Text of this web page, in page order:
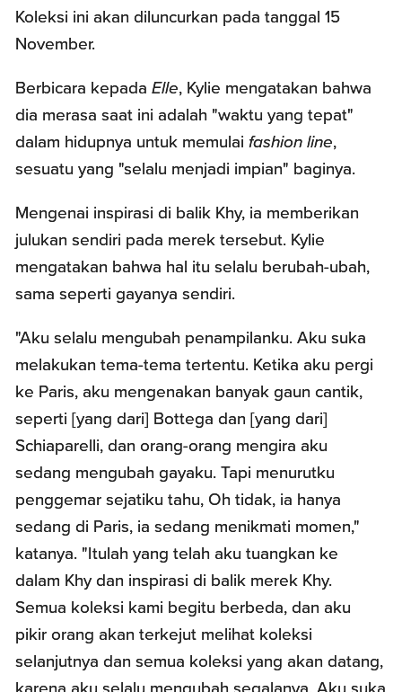
Koleksi ini akan diluncurkan pada tanggal 15
November.
Berbicara kepadaElle, Kylie mengatakan bahwa
dia merasa saat ini adalah "waktu yang tepat"
dalam hidupnya untuk memulaifashion line,
sesuatu yang "selalu menjadi impian" baginya.
Mengenai inspirasi di balik Khy, ia memberikan
julukan sendiri pada merek tersebut. Kylie
mengatakan bahwa hal itu selalu berubah-ubah,
sama seperti gayanya sendiri.
"Aku selalu mengubah penampilanku. Aku suka
melakukan tema-tema tertentu. Ketika aku pergi
ke Paris, aku mengenakan banyak gaun cantik,
seperti [yang dari] Bottega dan [yang dari]
Schiaparelli, dan orang-orang mengira aku
sedang mengubah gayaku. Tapi menurutku
penggemar sejatiku tahu, Oh tidak, ia hanya
sedang di Paris, ia sedang menikmati momen,"
katanya. "Itulah yang telah aku tuangkan ke
dalam Khy dan inspirasi di balik merek Khy.
Semua koleksi kami begitu berbeda, dan aku
pikir orang akan terkejut melihat koleksi
selanjutnya dan semua koleksi yang akan datang,